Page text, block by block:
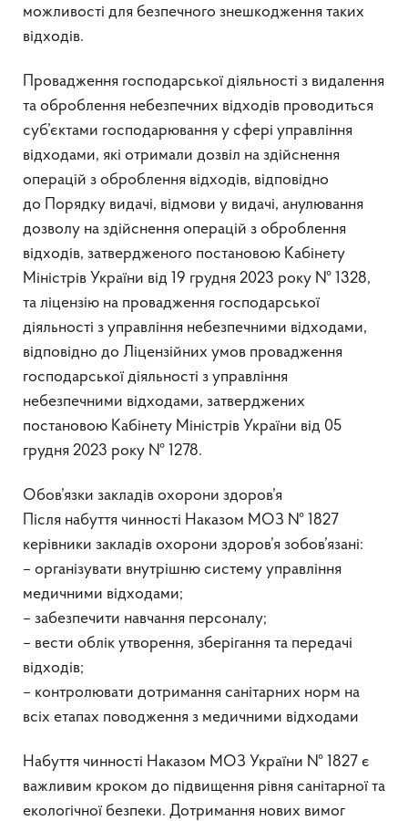
можливості для безпечного знешкодження таких
відходів.
Провадження господарської діяльності з видалення
та оброблення небезпечних відходів проводиться
суб’єктами господарювання у сфері управління
відходами, які отримали дозвіл на здійснення
операцій з оброблення відходів, відповідно
до Порядку видачі, відмови у видачі, анулювання
дозволу на здійснення операцій з оброблення
відходів, затвердженого постановою Кабінету
Міністрів України від 19 грудня 2023 року № 1328,
та ліцензію на провадження господарської
діяльності з управління небезпечними відходами,
відповідно до Ліцензійних умов провадження
господарської діяльності з управління
небезпечними відходами, затверджених
постановою Кабінету Міністрів України від 05
грудня 2023 року № 1278.
Обов’язки закладів охорони здоров’я
Після набуття чинності Наказом МОЗ № 1827
керівники закладів охорони здоров’я зобов’язані:
– організувати внутрішню систему управління
медичними відходами;
– забезпечити навчання персоналу;
– вести облік утворення, зберігання та передачі
відходів;
– контролювати дотримання санітарних норм на
всіх етапах поводження з медичними відходами
Набуття чинності Наказом МОЗ України № 1827 є
важливим кроком до підвищення рівня санітарної та
екологічної безпеки. Дотримання нових вимог